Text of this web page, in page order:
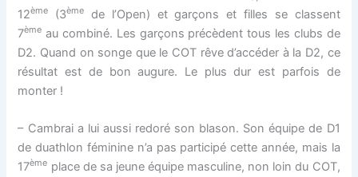
12ème (3ème
de l’Open) et garçons et filles se classent
7ème au combiné. Les garçons précèdent tous les clubs de
D2. Quand on songe que le COT rêve d’accéder à la D2, ce
résultat est de bon augure. Le plus dur est parfois de
monter !
– Cambrai a lui aussi redoré son blason. Son équipe de D1
de duathlon féminine n’a pas participé cette année, mais la
17ème place de sa jeune équipe masculine, non loin du COT,